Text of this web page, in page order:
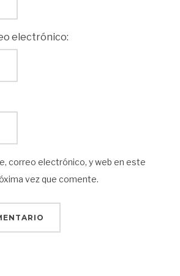
electrónico:
correo electrónico, y web en este
vez que comente.